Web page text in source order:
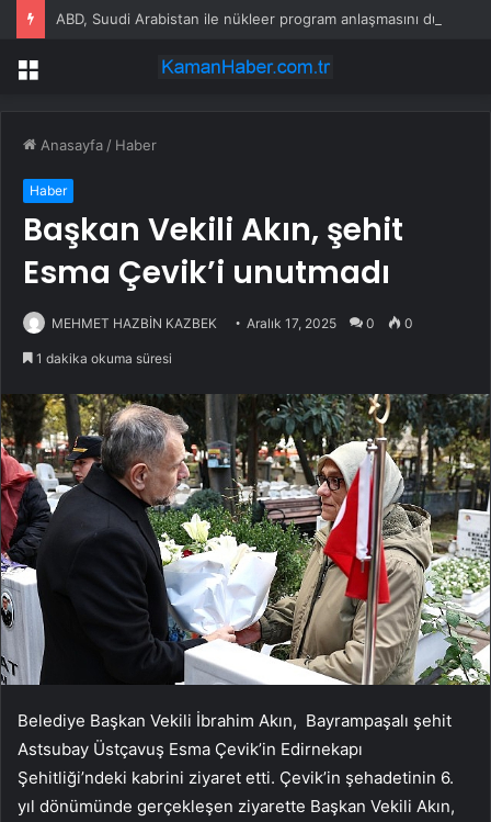
Menü
Anasayfa / Haber
Haber
Başkan Vekili Akın, şehit
Esma Çevik’i unutmadı
MEHMET HAZBİN KAZBEK Aralık 17, 2025 0 0
1 dakika okuma süresi
Belediye Başkan Vekili İbrahim Akın, Bayrampaşalı şehit
Astsubay Üstçavuş Esma Çevik’in Edirnekapı
Şehitliği’ndeki kabrini ziyaret etti. Çevik’in şehadetinin 6.
yıl dönümünde gerçekleşen ziyarette Başkan Vekili Akın,